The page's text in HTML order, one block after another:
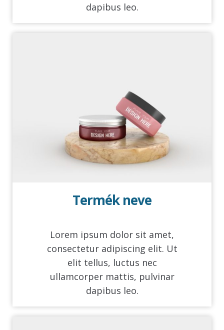
dapibus leo.
Termék neve
Lorem ipsum dolor sit amet,
consectetur adipiscing elit. Ut
elit tellus, luctus nec
ullamcorper mattis, pulvinar
dapibus leo.